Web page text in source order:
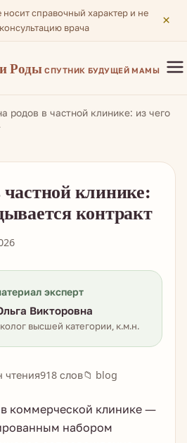
справочный характер и не
врача
×
и Роды СПУТНИК БУДУЩЕЙ МАМЫ
родов в частной клинике: из чего
клинике:
контракт
эксперт
Викторовна
высшей категории, к.м.н.
918 слов📁 blog
коммерческой клинике —
набором